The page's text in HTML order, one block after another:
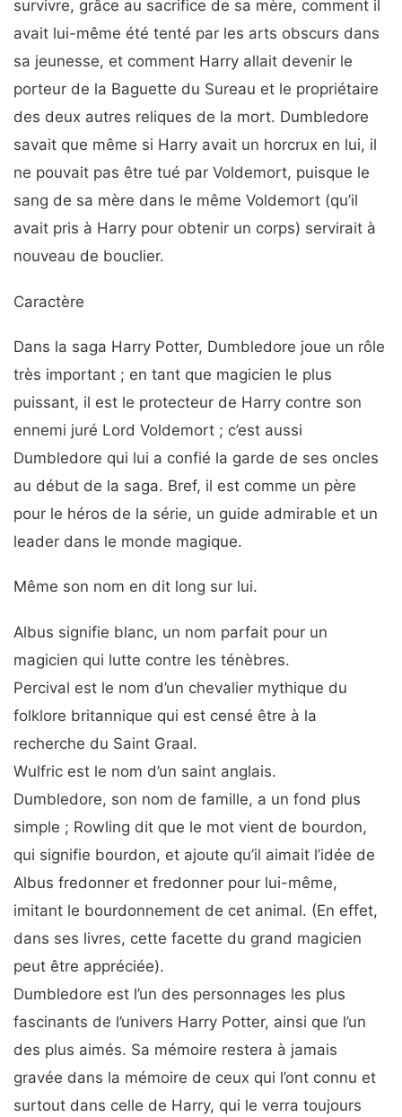
survivre, grâce au sacrifice de sa mère, comment il
avait lui-même été tenté par les arts obscurs dans
sa jeunesse, et comment Harry allait devenir le
porteur de la Baguette du Sureau et le propriétaire
des deux autres reliques de la mort. Dumbledore
savait que même si Harry avait un horcrux en lui, il
ne pouvait pas être tué par Voldemort, puisque le
sang de sa mère dans le même Voldemort (qu’il
avait pris à Harry pour obtenir un corps) servirait à
nouveau de bouclier.
Caractère
Dans la saga Harry Potter, Dumbledore joue un rôle
très important ; en tant que magicien le plus
puissant, il est le protecteur de Harry contre son
ennemi juré Lord Voldemort ; c’est aussi
Dumbledore qui lui a confié la garde de ses oncles
au début de la saga. Bref, il est comme un père
pour le héros de la série, un guide admirable et un
leader dans le monde magique.
Même son nom en dit long sur lui.
Albus signifie blanc, un nom parfait pour un
magicien qui lutte contre les ténèbres.
Percival est le nom d’un chevalier mythique du
folklore britannique qui est censé être à la
recherche du Saint Graal.
Wulfric est le nom d’un saint anglais.
Dumbledore, son nom de famille, a un fond plus
simple ; Rowling dit que le mot vient de bourdon,
qui signifie bourdon, et ajoute qu’il aimait l’idée de
Albus fredonner et fredonner pour lui-même,
imitant le bourdonnement de cet animal. (En effet,
dans ses livres, cette facette du grand magicien
peut être appréciée).
Dumbledore est l’un des personnages les plus
fascinants de l’univers Harry Potter, ainsi que l’un
des plus aimés. Sa mémoire restera à jamais
gravée dans la mémoire de ceux qui l’ont connu et
surtout dans celle de Harry, qui le verra toujours